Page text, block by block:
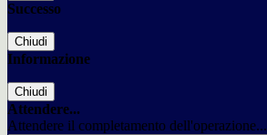
Successo
Chiudi
Informazione
Chiudi
Attendere...
Attendere il completamento dell'operazione...